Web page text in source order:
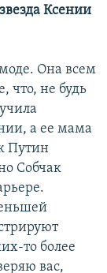
Ксении
Она всем
что, не будь
а ее мама
Путин
Собчак
то более
вас,